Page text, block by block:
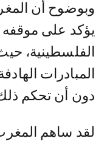
وبوضوح أن
يؤكد على موقفه
الفلسطينية،
المبادرات
دون أن تحكم
لقد ساهم